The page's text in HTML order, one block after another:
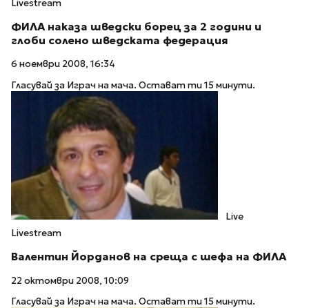
Livestream
ФИЛА наказа шведски борец за 2 години и
глоби солено шведската федерация
6 ноември 2008, 16:34
Гласувай за Играч на мача. Остават ти 15 минути.
Live
Livestream
Валентин Йорданов на среща с шефа на ФИЛА
22 октомври 2008, 10:09
Гласувай за Играч на мача. Остават ти 15 минути.